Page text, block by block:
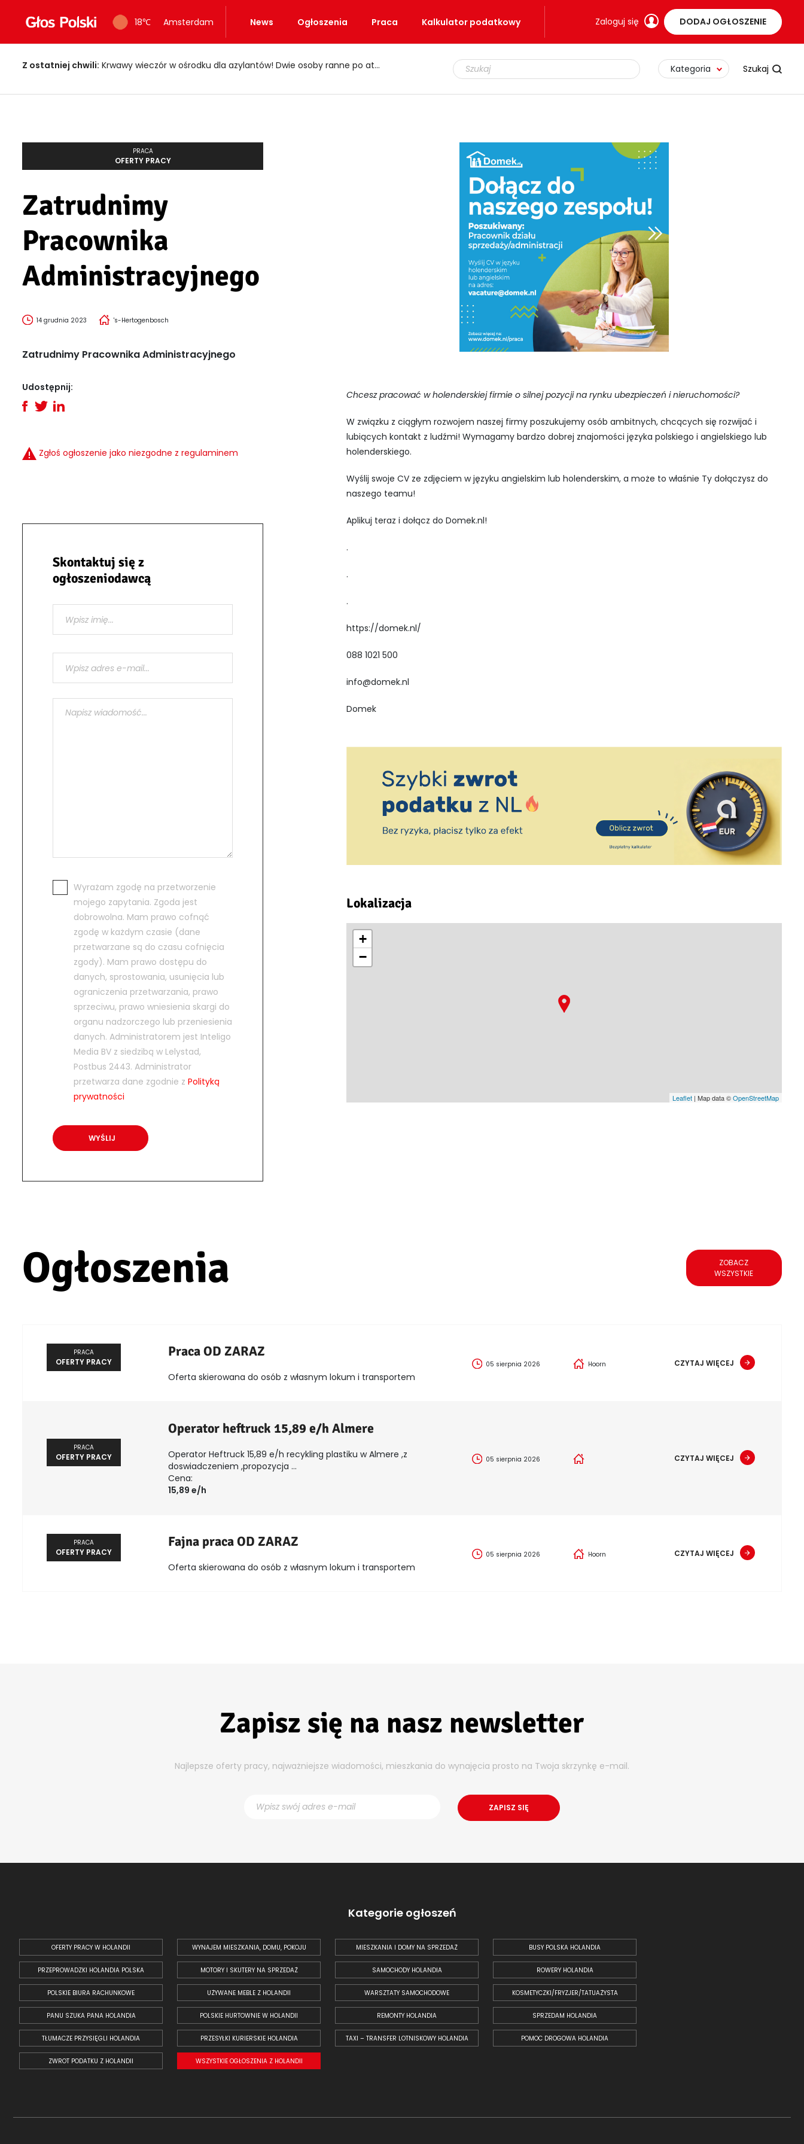
18℃ Amsterdam News Ogłoszenia Praca Kalkulator podatkowy Zaloguj się DODAJ OGŁOSZENIE
Z ostatniej chwili: Krwawy wieczór w ośrodku dla azylantów! Dwie osoby ranne po ataku nożem Kategoria
PRACA
OFERTY PRACY
Zatrudnimy
Pracownika
Administracyjnego
14 grudnia 2023 's-Hertogenbosch
Zatrudnimy Pracownika Administracyjnego
Udostępnij:
Zgłoś ogłoszenie jako niezgodne z regulaminem
Skontaktuj się z
ogłoszeniodawcą
Wyrażam zgodę na przetworzenie
mojego zapytania. Zgoda jest
dobrowolna. Mam prawo cofnąć
zgodę w każdym czasie (dane
przetwarzane są do czasu cofnięcia
zgody). Mam prawo dostępu do
danych, sprostowania, usunięcia lub
ograniczenia przetwarzania, prawo
sprzeciwu, prawo wniesienia skargi do
organu nadzorczego lub przeniesienia
danych. Administratorem jest Inteligo
Media BV z siedzibą w Lelystad,
Postbus 2443. Administrator
przetwarza dane zgodnie z Polityką
prywatności
Chcesz pracować w holenderskiej firmie o silnej pozycji na rynku ubezpieczeń i nieruchomości?
W związku z ciągłym rozwojem naszej firmy poszukujemy osób ambitnych, chcących się rozwijać i
lubiących kontakt z ludźmi! Wymagamy bardzo dobrej znajomości języka polskiego i angielskiego lub
holenderskiego.
Wyślij swoje CV ze zdjęciem w języku angielskim lub holenderskim, a może to właśnie Ty dołączysz do
naszego teamu!
Aplikuj teraz i dołącz do Domek.nl!
.
.
.
https://domek.nl/
088 1021 500
info@domek.nl
Domek
Lokalizacja
+
−
Leaflet| Map data ©OpenStreetMap
Ogłoszenia
ZOBACZ
WSZYSTKIE
PRACA
OFERTY PRACY
Praca OD ZARAZ
Oferta skierowana do osób z własnym lokum i transportem
05 sierpnia 2026 Hoorn CZYTAJ WIĘCEJ
PRACA
OFERTY PRACY
Operator heftruck 15,89 e/h Almere
Operator Heftruck 15,89 e/h recykling plastiku w Almere ,z
doswiadczeniem ,propozycja ...
Cena:
15,89 e/h
05 sierpnia 2026 CZYTAJ WIĘCEJ
PRACA
OFERTY PRACY
Fajna praca OD ZARAZ
Oferta skierowana do osób z własnym lokum i transportem
05 sierpnia 2026 Hoorn CZYTAJ WIĘCEJ
Zapisz się na nasz newsletter
Najlepsze oferty pracy, najważniejsze wiadomości, mieszkania do wynajęcia prosto na Twoja skrzynkę e-mail.
Kategorie ogłoszeń
OFERTY PRACY W HOLANDII WYNAJEM MIESZKANIA, DOMU, POKOJU MIESZKANIA I DOMY NA SPRZEDAŻ BUSY POLSKA HOLANDIA
PRZEPROWADZKI HOLANDIA POLSKA MOTORY I SKUTERY NA SPRZEDAŻ SAMOCHODY HOLANDIA ROWERY HOLANDIA
POLSKIE BIURA RACHUNKOWE UŻYWANE MEBLE Z HOLANDII WARSZTATY SAMOCHODOWE KOSMETYCZKI/FRYZJER/TATUAŻYSTA
PANU SZUKA PANA HOLANDIA POLSKIE HURTOWNIE W HOLANDII REMONTY HOLANDIA SPRZEDAM HOLANDIA
TŁUMACZE PRZYSIĘGLI HOLANDIA PRZESYŁKI KURIERSKIE HOLANDIA TAXI – TRANSFER LOTNISKOWY HOLANDIA POMOC DROGOWA HOLANDIA
ZWROT PODATKU Z HOLANDII WSZYSTKIE OGŁOSZENIA Z HOLANDII